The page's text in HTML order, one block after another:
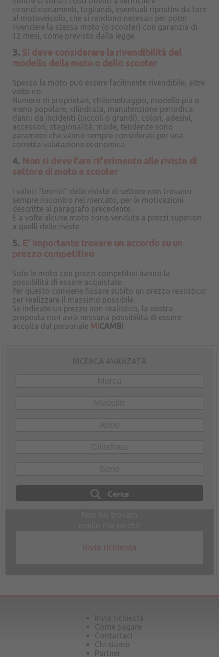
ricondizionamenti, tagliandi, eventuali ripristini da fare
al motoveicolo, che si rendono necesari per poter
rivendere la stessa moto (o scooter) con garanzia di
12 mesi, come previsto dalla legge.
3. Si deve considerare la rivendibilità del
modello della moto o dello scooter
Spesso la moto può essere facilmente rivendibile, altre
volte no.
Numero di proprietari, chilometraggio, modello più o
meno popolare, cilindrata, manutenzione periodica,
danni da incidenti (piccoli o grandi), colori, adesivi,
accessori, stagionalità, mode, tendenze sono
parametri che vanno sempre considerati per una
corretta valutazione economica.
4. Non si deve fare riferimento alle riviste di
settore di moto e scooter
I valori "teorici" delle riviste di settore non trovano
sempre riscontro nel mercato, per le motivazioni
descritte al paragrafo precedente.
E a volte alcune moto sono vendute a prezzi superiori
a quelli delle riviste
5. E' importante trovare un accordo su un
prezzo competitivo
Solo le moto con prezzi competitivi hanno la
possibilità di essere acquistate.
Per questo conviene fissare subito un prezzo realistico:
per realizzare il massimo possibile.
Se indicate un prezzo non realistico, la vostra
proposta non avrà nessuna possibilità di essere
accolta dal personale MI CAMBI
RICERCA AVANZATA
Invia richiesta
Come pagare
Contattaci
Chi siamo
Partner